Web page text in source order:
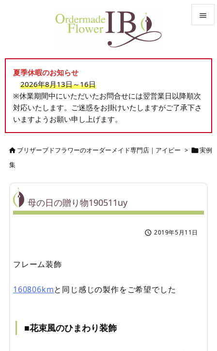


前へ

検索
夏季休暇のお知らせ
2026年8月13日～16日
※休業期間中にいただいたお問合せには翌営業日以降順次
対応いたします。ご迷惑をお掛けいたしますがご了承下さ
いますようお願い申し上げます。
ブリザーブドフラワーのオーダーメイド専門店｜アイビー > 実例
集
母の日の贈り物190511uy
 2019年5月11日
フレーム装飾
160806kmと同じ感じの製作をご希望でした
■花束風のひまわり装飾